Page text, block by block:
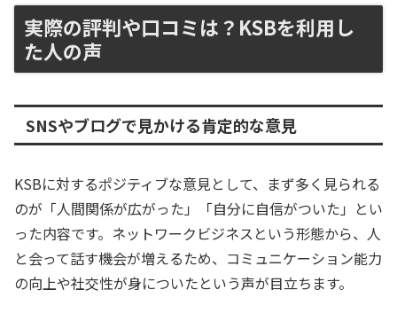
実際の評判や口コミは？KSBを利用し
た人の声
SNSやブログで見かける肯定的な意見
KSBに対するポジティブな意見として、まず多く見られる
のが「人間関係が広がった」「自分に自信がついた」とい
った内容です。ネットワークビジネスという形態から、人
と会って話す機会が増えるため、コミュニケーション能力
の向上や社交性が身についたという声が目立ちます。